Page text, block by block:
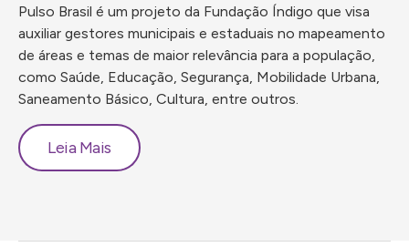
Pulso Brasil é um projeto da Fundação Índigo que visa
auxiliar gestores municipais e estaduais no mapeamento
de áreas e temas de maior relevância para a população,
como Saúde, Educação, Segurança, Mobilidade Urbana,
Saneamento Básico, Cultura, entre outros.
Leia Mais